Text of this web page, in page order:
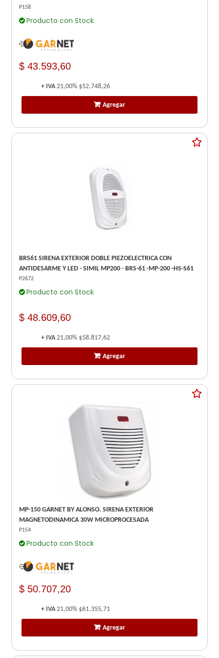
P158
Producto con Stock
$ 43.593,60
+ IVA21,00% $52.748,26
Agregar
BRS61 SIRENA EXTERIOR DOBLE PIEZOELECTRICA CON
ANTIDESARME Y LED - SIMIL MP200 - BRS-61 -MP-200 -HS-S61
P2672
Producto con Stock
$ 48.609,60
+ IVA21,00% $58.817,62
Agregar
MP-150 GARNET BY ALONSO. SIRENA EXTERIOR
MAGNETODINAMICA 30W MICROPROCESADA
P154
Producto con Stock
$ 50.707,20
+ IVA21,00% $61.355,71
Agregar